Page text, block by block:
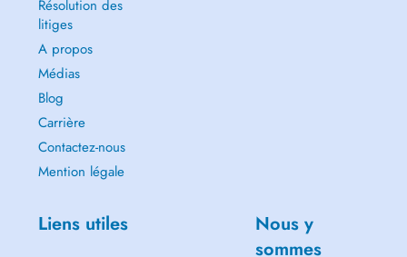
- motivo della vostra richiesta
- preferenza oraria (mattina, pomeriggio o sera)
- modalità desiderata (in presenza o videoconferenza)
Vi ricontatterò non appena si libera un posto.
---------------------------------------------------------
Specialized in managing emotional states such as stress, anxiety,
worry, anger, panic attacks, and depressive states.
Support for relationship and marital difficulties, lack of motivation, low
self-esteem; improving attention and concentration.
Résolution des
litiges
A propos
Médias
Blog
Carrière
Contactez-nous
Mention légale
Liens utiles
Nous y
sommes